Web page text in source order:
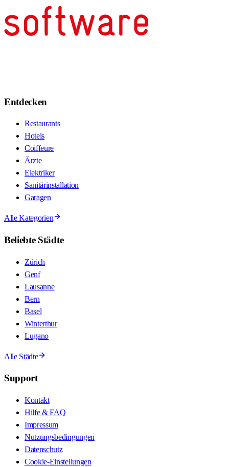
Entdecken
Restaurants
Hotels
Coiffeure
Ärzte
Elektriker
Sanitärinstallation
Garagen
Alle Kategorien
Beliebte Städte
Zürich
Genf
Lausanne
Bern
Basel
Winterthur
Lugano
Alle Städte
Support
Kontakt
Hilfe & FAQ
Impressum
Nutzungsbedingungen
Datenschutz
Cookie-Einstellungen